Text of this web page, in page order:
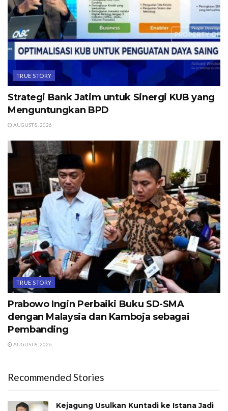
TRUE STORY
Strategi Bank Jatim untuk Sinergi KUB yang
Menguntungkan BPD
AUGUST 8, 2026
TRUE STORY
Prabowo Ingin Perbaiki Buku SD-SMA
dengan Malaysia dan Kamboja sebagai
Pembanding
AUGUST 8, 2026
Recommended Stories
Kejagung Usulkan Kuntadi ke Istana Jadi